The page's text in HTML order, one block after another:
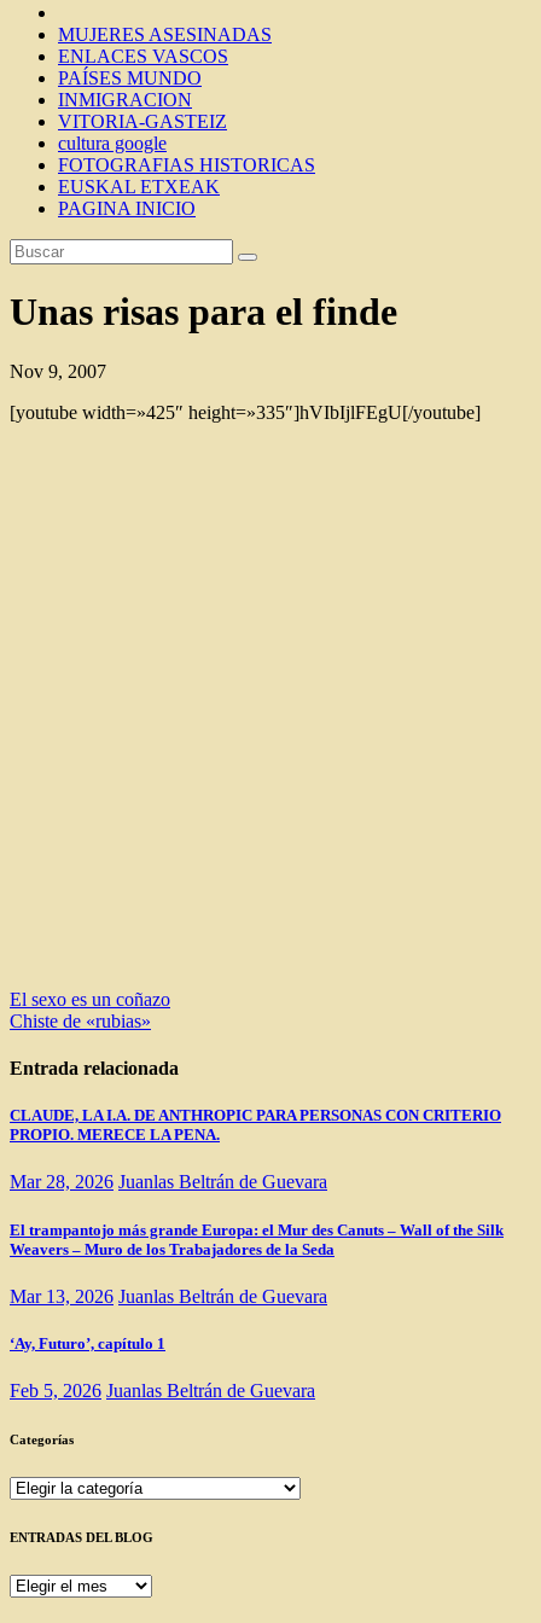
MUJERES ASESINADAS
ENLACES VASCOS
PAÍSES MUNDO
INMIGRACION
VITORIA-GASTEIZ
cultura google
FOTOGRAFIAS HISTORICAS
EUSKAL ETXEAK
PAGINA INICIO
Unas risas para el finde
Nov 9, 2007
[youtube width=»425″ height=»335″]hVIbIjlFEgU[/youtube]
Navegación
de
entradas
El sexo es un coñazo
Chiste de «rubias»
Entrada relacionada
CLAUDE, LA I.A. DE ANTHROPIC PARA PERSONAS CON CRITERIO
PROPIO. MERECE LA PENA.
Mar 28, 2026 Juanlas Beltrán de Guevara
El trampantojo más grande Europa: el Mur des Canuts – Wall of the Silk
Weavers – Muro de los Trabajadores de la Seda
Mar 13, 2026 Juanlas Beltrán de Guevara
‘Ay, Futuro’, capítulo 1
Feb 5, 2026 Juanlas Beltrán de Guevara
Categorías
Categorías
ENTRADAS DEL BLOG
ENTRADAS